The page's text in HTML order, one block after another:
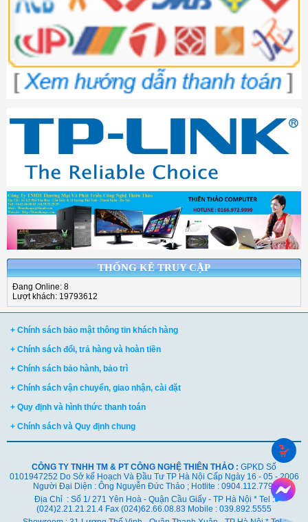
THỐNG KÊ TRUY CẬP
Đang Online: 8
Lượt khách: 19793612
+ Chính sách bảo mật thông tin khách hàng
+ Chính sách đổi, trả hàng và hoàn tiền
+ Chính sách bảo hành, bảo trì
+ Chính sách vận chuyển, giao nhận, cài đặt
+ Quy định và hình thức thanh toán
+ Chính sách và Quy định chung
CÔNG TY TNHH TM & PT CÔNG NGHỆ THIÊN THẢO : GPKD Số
0101947252 Do Sở kế Hoạch Và Đầu Tư TP Hà Nội Cấp Ngày 16 - 05 - 2006
Người Đại Diện : Ông Nguyễn Đức Thảo ; Hotlite : 0904.112.779
Địa Chỉ : Số 1/ 271 Yên Hoà - Quận Cầu Giấy - TP Hà Nội * Tel :
(024)2.21.21.21.4 Fax (024)62.66.08.83 Mobile : 039.892.5555